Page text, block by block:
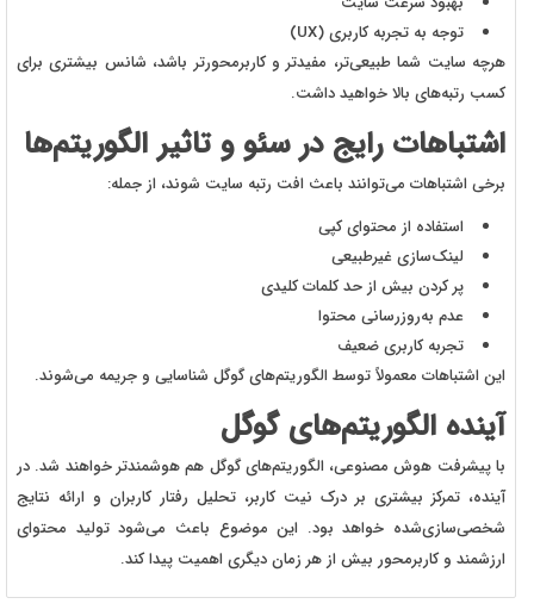
توجه به تجربه کاربری (UX)
هرچه سایت شما طبیعی‌تر، مفیدتر و کاربرمحورتر باشد، شانس بیشتری برای
کسب رتبه‌های بالا خواهید داشت.
اشتباهات رایج در سئو و تاثیر الگوریتم‌ها
برخی اشتباهات می‌توانند باعث افت رتبه سایت شوند، از جمله:
استفاده از محتوای کپی
لینک‌سازی غیرطبیعی
پر کردن بیش از حد کلمات کلیدی
عدم به‌روزرسانی محتوا
تجربه کاربری ضعیف
این اشتباهات معمولاً توسط الگوریتم‌های گوگل شناسایی و جریمه می‌شوند.
آینده الگوریتم‌های گوگل
با پیشرفت هوش مصنوعی، الگوریتم‌های گوگل هم هوشمندتر خواهند شد. در
آینده، تمرکز بیشتری بر درک نیت کاربر، تحلیل رفتار کاربران و ارائه نتایج
شخصی‌سازی‌شده خواهد بود. این موضوع باعث می‌شود تولید محتوای
ارزشمند و کاربرمحور بیش از هر زمان دیگری اهمیت پیدا کند.